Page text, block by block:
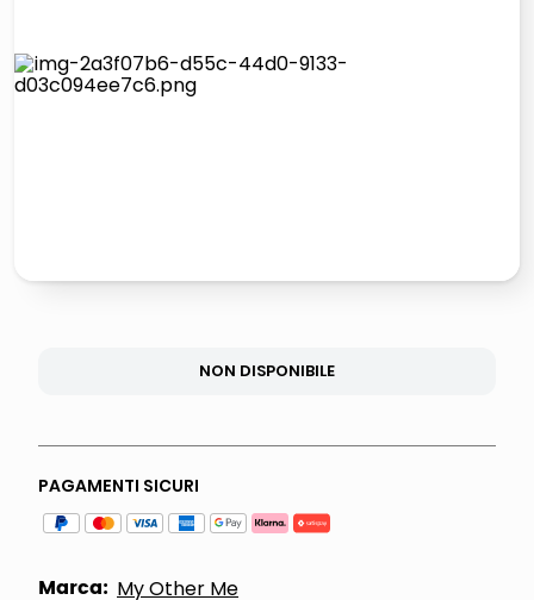
pattumiera raccolta differenziata
NON DISPONIBILE
PAGAMENTI SICURI
Marca: My Other Me